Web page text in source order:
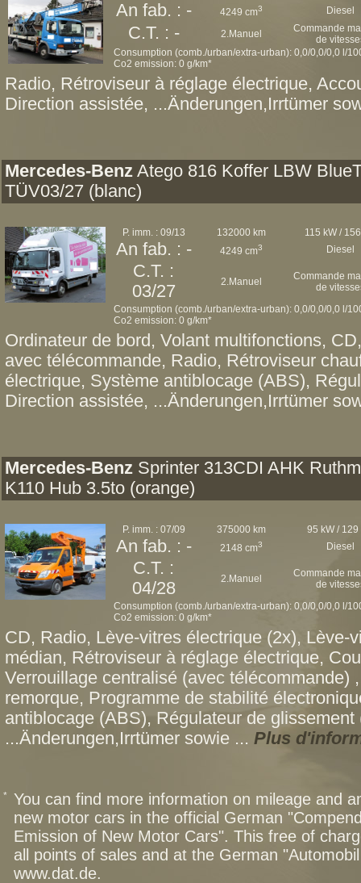
An fab. : - 4249 cm3 Diesel
C.T. : - 2.Manuel
Commande
de
Consumption (comb./urban/extra-urban): 0,0/0,0/0,0 l/
Co2 emission: 0 g/km*
Radio, Rétroviseur à réglage électrique,
Direction assistée, ...Änderungen,Irrtümer
Mercedes-Benz Atego 816 Koffer LBW
TÜV03/27 (blanc)
P. imm. : 09/13 132000 km 115 kW /
An fab. : - 4249 cm3 Diesel
C.T. :
03/27
2.Manuel
Commande
de
Consumption (comb./urban/extra-urban): 0,0/0,0/0,0 l/
Co2 emission: 0 g/km*
Ordinateur de bord, Volant multifonctions,
avec télécommande, Radio, Rétroviseur
électrique, Système antiblocage (ABS),
Direction assistée, ...Änderungen,Irrtümer
Mercedes-Benz Sprinter 313CDI AHK
K110 Hub 3.5to (orange)
P. imm. : 07/09 375000 km 95 kW / 129
An fab. : - 2148 cm3 Diesel
C.T. :
04/28
2.Manuel
Commande
de
Consumption (comb./urban/extra-urban): 0,0/0,0/0,0 l/
Co2 emission: 0 g/km*
CD, Radio, Lève-vitres électrique (2x), Lève-
médian, Rétroviseur à réglage électrique,
Verrouillage centralisé (avec télécommande)
remorque, Programme de stabilité
antiblocage (ABS), Régulateur de
...Änderungen,Irrtümer sowie ... Plus
* You can find more information on mileage and
new motor cars in the official German
Emission of New Motor Cars". This free of
all points of sales and at the German
www.dat.de.